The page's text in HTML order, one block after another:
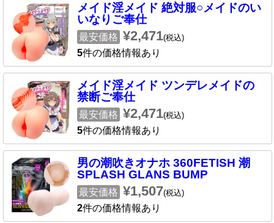
メイド淫メイド 絶対服○メイドのい
いなりご奉仕
最安価格 ¥2,471(税込)
5件の価格情報あり
メイド淫メイド ツンデレメイドの
禁断ご奉仕
最安価格 ¥2,471(税込)
5件の価格情報あり
男の潮吹きオナホ 360FETISH 潮
SPLASH GLANS BUMP
最安価格 ¥1,507(税込)
2件の価格情報あり